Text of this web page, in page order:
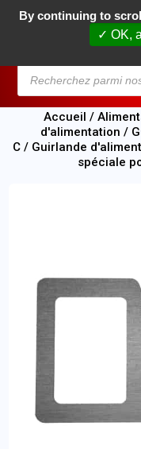
Accueil /
d'alimentation /
C/ Guirlande
spéciale
By continuing to
✓ OK,